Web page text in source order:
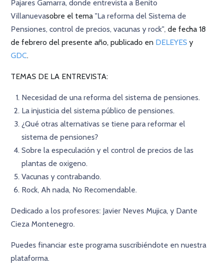
Pajares Gamarra, donde entrevista a Benito
Villanuevasobre el tema"La reforma del Sistema de
Pensiones, control de precios, vacunas y rock", de fecha 18
de febrero del presente año, publicado en DELEYES y
GDC.
TEMAS DE LA ENTREVISTA:
Necesidad de una reforma del sistema de pensiones.
La injusticia del sistema público de pensiones.
¿Qué otras alternativas se tiene para reformar el
sistema de pensiones?
Sobre la especulación y el control de precios de las
plantas de oxigeno.
Vacunas y contrabando.
Rock, Ah nada, No Recomendable.
Dedicado a los profesores: Javier Neves Mujica, y Dante
Cieza Montenegro.
Puedes financiar este programa suscribiéndote en nuestra
plataforma.